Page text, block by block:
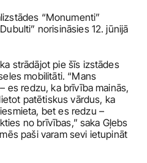
“Monumenti”
norisināsies 12. jūnijā
strādājot pie šīs izstādes
mobilitāti. “Mans
es redzu, ka brīvība mainās,
patētiskus vārdus, ka
bet es redzu –
no brīvības,” saka Gļebs
paši varam sevi ietupināt